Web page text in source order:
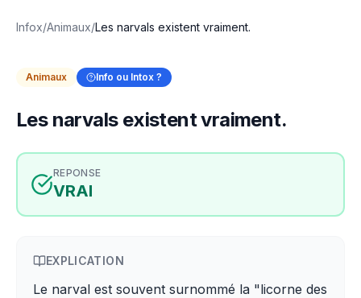
Infox/Animaux/Les narvals existent vraiment.
Animaux Info ou Intox ?
Les narvals existent vraiment.
REPONSE
VRAI
EXPLICATION
Le narval est souvent surnommé la "licorne des